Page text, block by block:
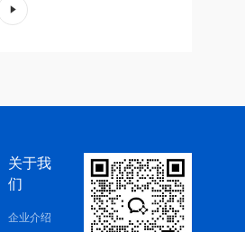
关于我
们
企业介绍